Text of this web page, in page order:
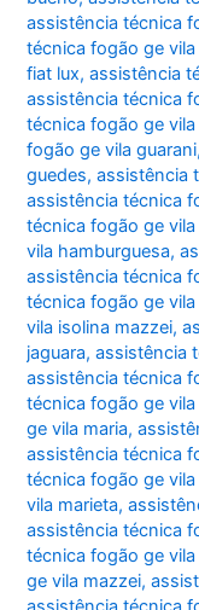
assistência técnica
técnica fogão ge vila
fiat lux,assistência
assistência técnica
técnica fogão ge
fogão ge vila guarani
guedes,assistência
assistência técnica
técnica fogão ge
vila hamburguesa,
assistência técnica
técnica fogão ge vila
vila isolina mazzei,
jaguara,assistência
assistência técnica
técnica fogão ge vila
ge vila maria,
assistência técnica
técnica fogão ge vila
vila marieta,
assistência técnica
técnica fogão ge
ge vila mazzei,